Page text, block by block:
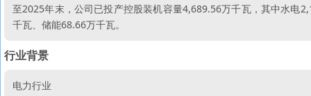
至2025年末，公司已投产控股装机容量4,689.56万千瓦，其中水电
千瓦、储能68.66万千瓦。
行业背景
电力行业